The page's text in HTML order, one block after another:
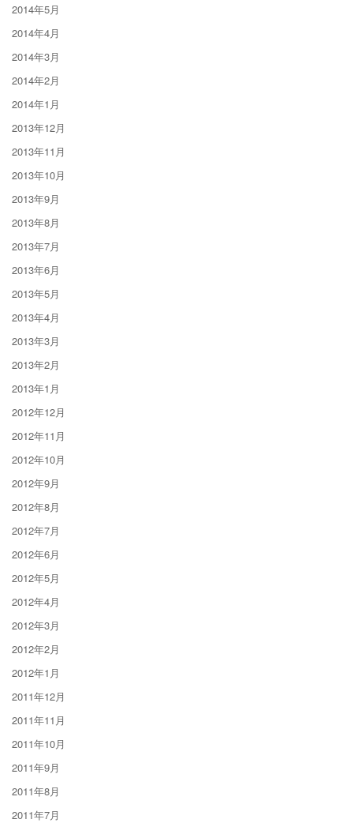
2014年5月
2014年4月
2014年3月
2014年2月
2014年1月
2013年12月
2013年11月
2013年10月
2013年9月
2013年8月
2013年7月
2013年6月
2013年5月
2013年4月
2013年3月
2013年2月
2013年1月
2012年12月
2012年11月
2012年10月
2012年9月
2012年8月
2012年7月
2012年6月
2012年5月
2012年4月
2012年3月
2012年2月
2012年1月
2011年12月
2011年11月
2011年10月
2011年9月
2011年8月
2011年7月